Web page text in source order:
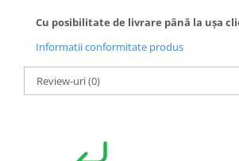
Cu posibilitate de livrare până la ușa
Informatii conformitate produs
Review-uri(0)